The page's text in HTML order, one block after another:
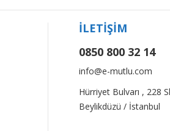
İLETİŞİM
0850 800 32 14
info@e-mutlu.com
Hürriyet Bulvarı , 228
Beylikdüzü / İstanbul